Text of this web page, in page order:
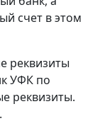
счет в этом
реквизиты
УФК по
реквизиты.